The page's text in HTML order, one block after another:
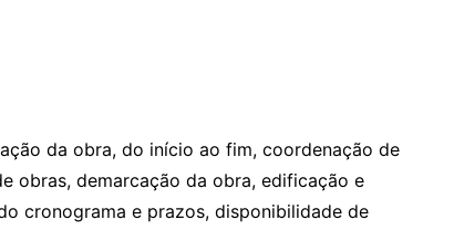
da obra, do início ao fim, coordenação de
obras, demarcação da obra, edificação e
cronograma e prazos, disponibilidade de